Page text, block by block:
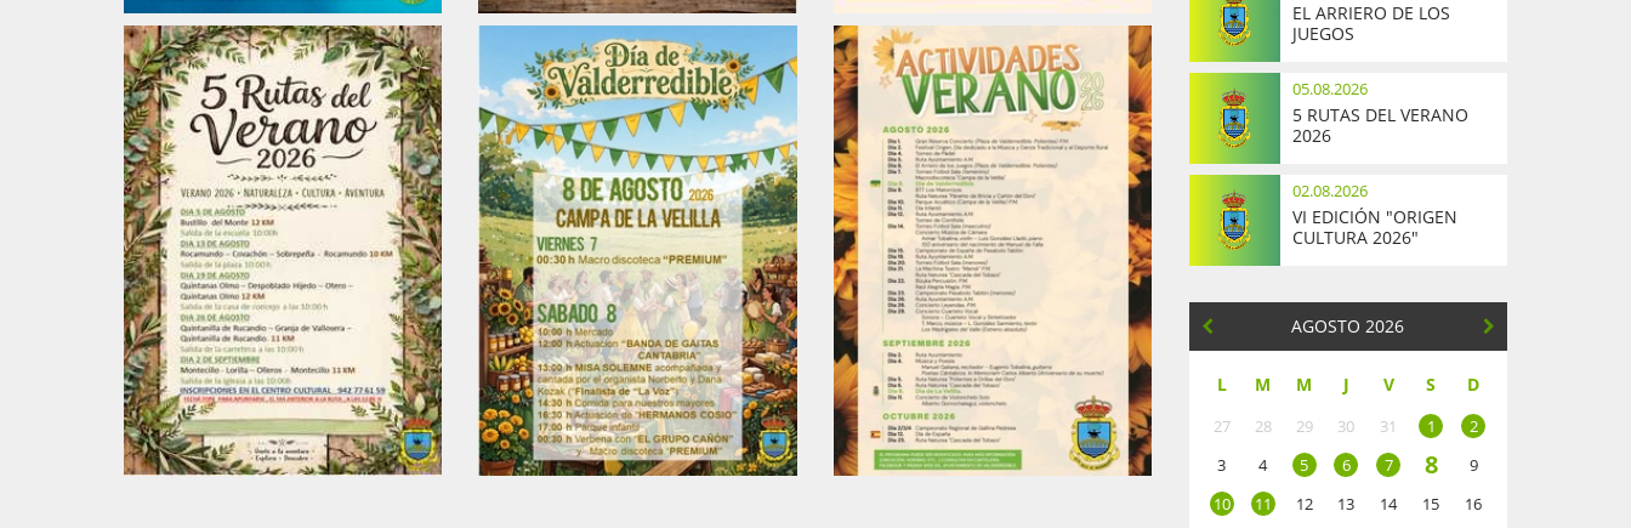
EL ARRIERO DE LOS
JUEGOS
05.08.2026
5 RUTAS DEL VERANO
2026
02.08.2026
VI EDICIÓN "ORIGEN
CULTURA 2026"
AGOSTO 2026
L M M J V S D
27 28 29 30 31 1
2
3
4 5 6 7 8
9
10
11 12 13 14 15
16